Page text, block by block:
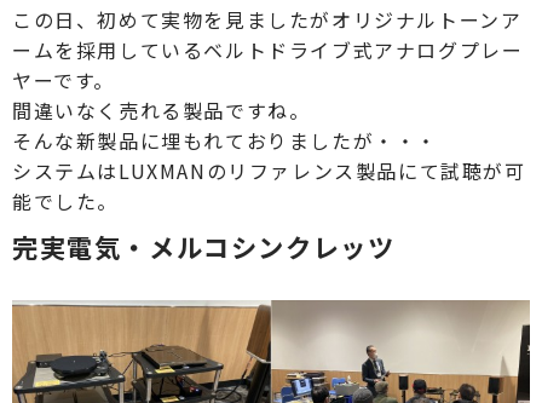
この日、初めて実物を見ましたがオリジナルトーンア
ームを採⽤しているベルトドライブ式アナログプレー
ヤーです。
間違いなく売れる製品ですね。
そんな新製品に埋もれておりましたが・・・
システムはLUXMANのリファレンス製品にて試聴が可
能でした。
完実電気・メルコシンクレッツ